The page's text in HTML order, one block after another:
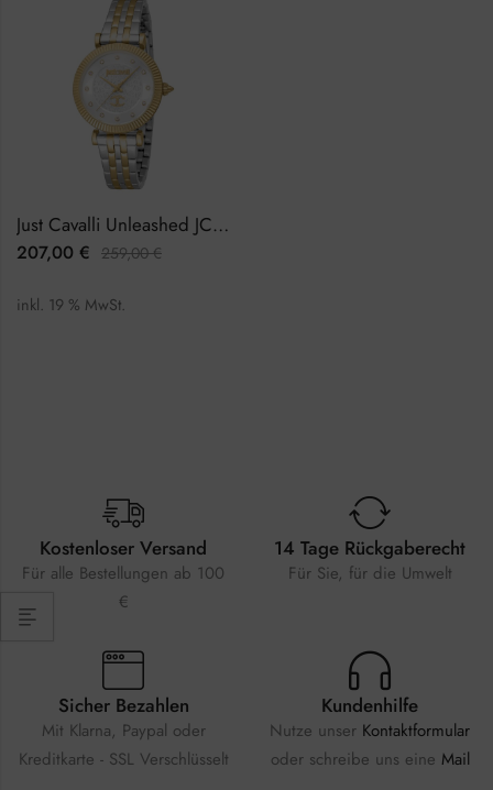
Just Cavalli Unleashed JC1L266M0055 Damenuhr
207,00 € 259,00€
inkl. 19 % MwSt.
Kostenloser Versand
Für alle Bestellungen ab 100
€
14 Tage Rückgaberecht
Für Sie, für die Umwelt
Sicher Bezahlen
Mit Klarna, Paypal oder
Kreditkarte - SSL Verschlüsselt
Kundenhilfe
Nutze unser Kontaktformular
oder schreibe uns eine Mail